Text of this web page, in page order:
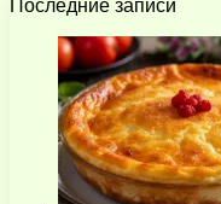
Последние записи